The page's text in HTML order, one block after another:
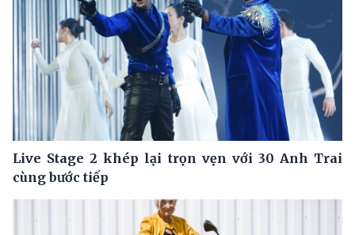
Live Stage 2 khép lại trọn vẹn với 30 Anh Trai
cùng bước tiếp